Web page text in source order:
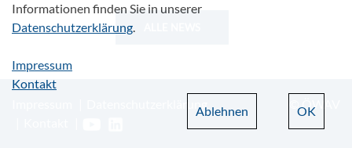
Datenschutzerklärung
© ÖWAV
Informationen finden Sie in unserer
Datenschutzerklärung.
Impressum
Kontakt
OK
Ablehnen